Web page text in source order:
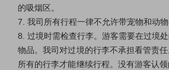
的吸烟区。
7. 我司所有行程一律不允许带宠物和动物
8. 过境时需检查行李。游客需要在过境
物品。我司对过境的行李不承担看管责
所有的行李才能继续行程。没有游客认